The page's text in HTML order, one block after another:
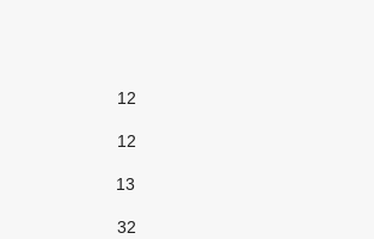
12
12
13
32